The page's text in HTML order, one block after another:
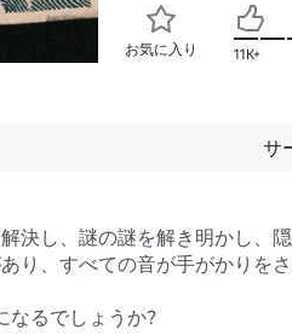
お気に入り 11K+
サ
決し、謎の謎を解き明かし、
、すべての音が手がかりをさ
なるでしょうか?